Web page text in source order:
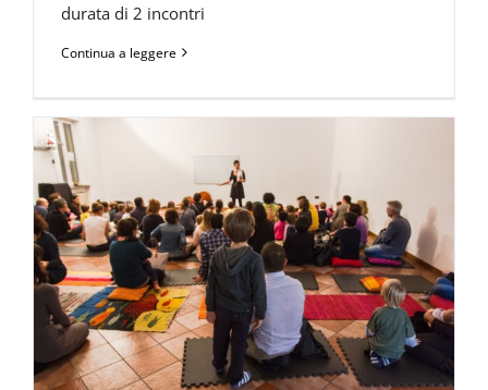
durata di 2 incontri
Continua a leggere